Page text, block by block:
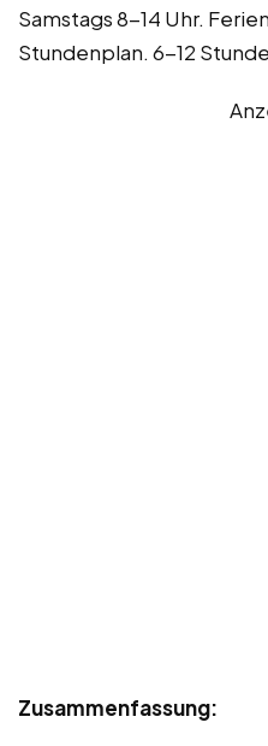
Samstags 8-14 Uhr.
Stundenplan. 6-12
Zusammenfassung: